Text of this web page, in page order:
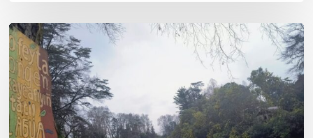
En
defensa
del
Salto
Donguil